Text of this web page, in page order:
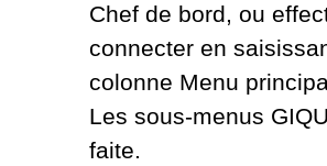
Chef de bord, ou
connecter en
colonne Menu
Les sous-menus
faite.